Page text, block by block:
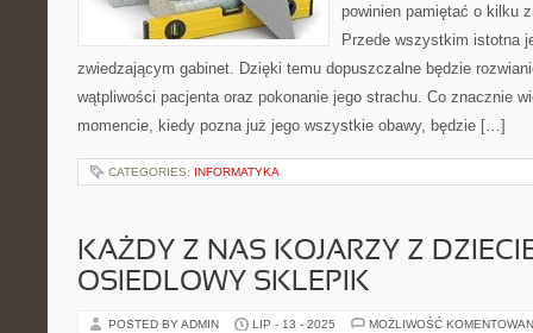
powinien pamiętać o kilku
Przede wszystkim istotna
zwiedzającym gabinet. Dzięki temu dopuszczalne będzie
wątpliwości pacjenta oraz pokonanie jego strachu. Co znacznie
momencie, kiedy pozna już jego wszystkie obawy, będzie […]
CATEGORIES: INFORMATYKA
KAŻDY Z NAS KOJARZY Z
OSIEDLOWY SKLEPIK
POSTED BY ADMIN LIP - 13 - 2025 MOŻLIWOŚĆ